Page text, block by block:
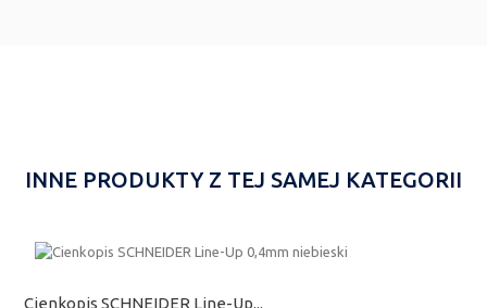
INNE PRODUKTY Z TEJ SAMEJ KATEGORII
Cienkopis SCHNEIDER Line-Up...